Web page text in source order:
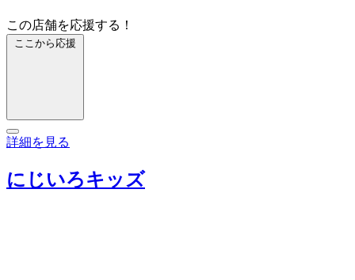
この店舗を応援する！
ここから応援
詳細を見る
にじいろキッズ